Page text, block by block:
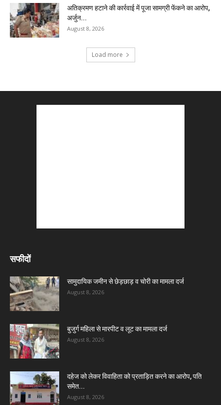
अतिक्रमण हटाने की कार्रवाई में पूजा सामग्री फेंकने का आरोप,
अर्जुन...
August 8, 2026
Load more
सफीदों
सामुदायिक जमीन से छेड़छाड़ व चोरी का मामला दर्ज
August 8, 2026
बुजुर्ग महिला से मारपीट व लूट का मामला दर्ज
August 8, 2026
दहेज को लेकर विवाहिता को प्रताड़ित करने का आरोप, पति
समेत...
August 8, 2026